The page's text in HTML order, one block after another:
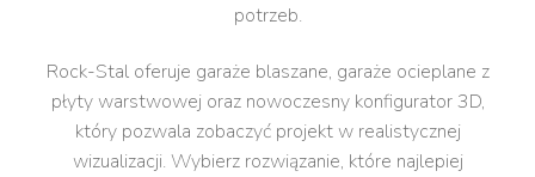
potrzeb.
Rock-Stal oferuje garaże blaszane, garaże ocieplane z
płyty warstwowej oraz nowoczesny konfigurator 3D,
który pozwala zobaczyć projekt w realistycznej
wizualizacji. Wybierz rozwiązanie, które najlepiej